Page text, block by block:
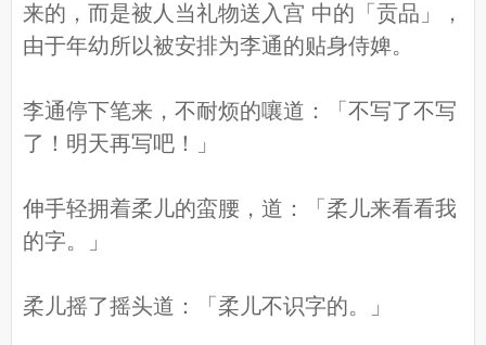
来的，而是被人当礼物送入宫 中的「贡品」，
由于年幼所以被安排为李通的贴身侍婢。
李通停下笔来，不耐烦的嚷道：「不写了不写
了！明天再写吧！」
伸手轻拥着柔儿的蛮腰，道：「柔儿来看看我
的字。」
柔儿摇了摇头道：「柔儿不识字的。」